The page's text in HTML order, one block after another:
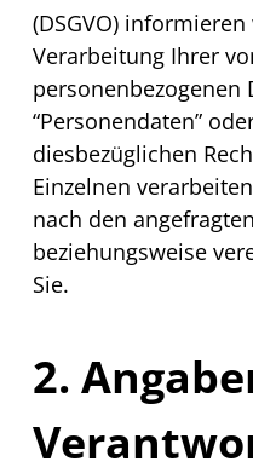
(DSGVO)
Verarbeitung Ihrer
personenbezogenen
“Personendaten”
diesbezüglichen
Einzelnen
nach den angefragten
beziehungsweise
Sie.
2.